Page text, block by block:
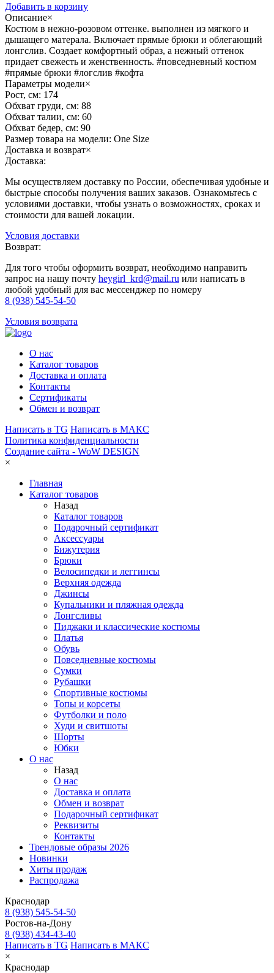
Добавить в корзину
Описание×
Костюм в нежно-розовом оттенке. выполнен из мягкого и
дышащего матерала. Включает прямые брюки и облегающий
лонгслив. Создает комфортный образ, а нежный оттенок
придает свежесть и женственность. #повседневный костюм
#прямые брюки #логслив #кофта
Параметры модели×
Рост, см: 174
Обхват груди, см: 88
Обхват талии, см: 60
Обхват бедер, см: 90
Размер товара на модели: One Size
Доставка и возврат×
Доставка:
Мы осуществляем доставку по России, обеспечивая удобные и
быстрые способы получения ваших заказов. Ознакомьтесь с
условиями доставки, чтобы узнать о возможностях, сроках и
стоимости для вашей локации.
Условия доставки
Возврат:
Для того чтобы оформить возврат, необходимо направить
запрос на нашу почту heygirl_krd@mail.ru или написать в
любой удобный для вас мессенджер по номеру
8 (938) 545-54-50
Условия возврата
О нас
Каталог товаров
Доставка и оплата
Контакты
Сертификаты
Обмен и возврат
Написать в TG Написать в МАКС
Политика конфиденциальности
Создание сайта - WoW DESIGN
×
Главная
Каталог товаров
Назад
Каталог товаров
Подарочный сертификат
Аксессуары
Бижутерия
Брюки
Велосипедки и леггинсы
Верхняя одежда
Джинсы
Купальники и пляжная одежда
Лонгсливы
Пиджаки и классические костюмы
Платья
Обувь
Повседневные костюмы
Сумки
Рубашки
Спортивные костюмы
Топы и корсеты
Футболки и поло
Худи и свитшоты
Шорты
Юбки
О нас
Назад
О нас
Доставка и оплата
Обмен и возврат
Подарочный сертификат
Реквизиты
Контакты
Трендовые образы 2026
Новинки
Хиты продаж
Распродажа
Краснодар
8 (938) 545-54-50
Ростов-на-Дону
8 (938) 434-43-40
Написать в TG Написать в МАКС
×
Краснодар